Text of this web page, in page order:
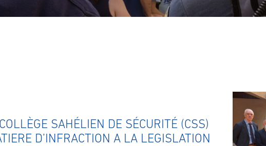
SAHÉLIEN DE SÉCURITÉ (CSS)
D’INFRACTION A LA LEGISLATION